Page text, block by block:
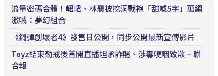
流量密碼合體！峮峮、林襄披挖洞戰袍「甜喊5字」萬網
激喊：夢幻組合
《鋼彈創壞者4》發售日公開，同步公開最新宣傳影片
Toyz結束勒戒後首開直播坦承詐賭、涉毒哽咽致歉 – 聯
合報